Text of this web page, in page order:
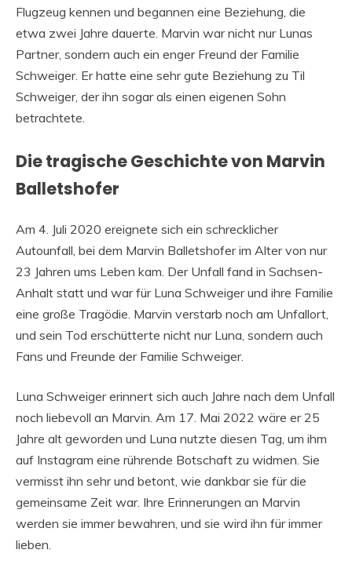
Flugzeug kennen und begannen eine Beziehung, die
etwa zwei Jahre dauerte. Marvin war nicht nur Lunas
Partner, sondern auch ein enger Freund der Familie
Schweiger. Er hatte eine sehr gute Beziehung zu Til
Schweiger, der ihn sogar als einen eigenen Sohn
betrachtete.
Die tragische Geschichte von Marvin
Balletshofer
Am 4. Juli 2020 ereignete sich ein schrecklicher
Autounfall, bei dem Marvin Balletshofer im Alter von nur
23 Jahren ums Leben kam. Der Unfall fand in Sachsen-
Anhalt statt und war für Luna Schweiger und ihre Familie
eine große Tragödie. Marvin verstarb noch am Unfallort,
und sein Tod erschütterte nicht nur Luna, sondern auch
Fans und Freunde der Familie Schweiger.
Luna Schweiger erinnert sich auch Jahre nach dem Unfall
noch liebevoll an Marvin. Am 17. Mai 2022 wäre er 25
Jahre alt geworden und Luna nutzte diesen Tag, um ihm
auf Instagram eine rührende Botschaft zu widmen. Sie
vermisst ihn sehr und betont, wie dankbar sie für die
gemeinsame Zeit war. Ihre Erinnerungen an Marvin
werden sie immer bewahren, und sie wird ihn für immer
lieben.